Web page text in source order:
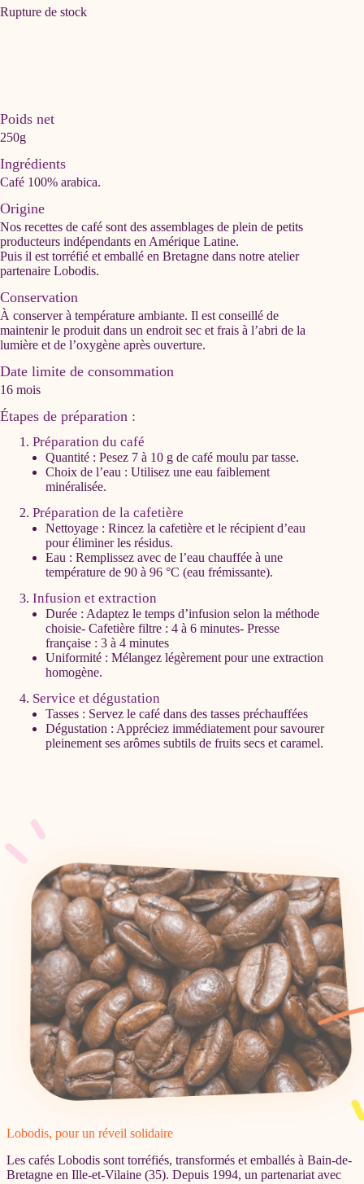
Rupture de stock
Poids net
250g
Ingrédients
Café 100% arabica.
Origine
Nos recettes de café sont des assemblages de plein de petits
producteurs indépendants en Amérique Latine.
Puis il est torréfié et emballé en Bretagne dans notre atelier
partenaire Lobodis.
Conservation
À conserver à température ambiante. Il est conseillé de
maintenir le produit dans un endroit sec et frais à l’abri de la
lumière et de l’oxygène après ouverture.
Date limite de consommation
16 mois
Étapes de préparation :
Préparation du café
Quantité : Pesez 7 à 10 g de café moulu par tasse.
Choix de l’eau : Utilisez une eau faiblement
minéralisée.
Préparation de la cafetière
Nettoyage : Rincez la cafetière et le récipient d’eau
pour éliminer les résidus.
Eau : Remplissez avec de l’eau chauffée à une
température de 90 à 96 °C (eau frémissante).
Infusion et extraction
Durée : Adaptez le temps d’infusion selon la méthode
choisie- Cafetière filtre : 4 à 6 minutes- Presse
française : 3 à 4 minutes
Uniformité : Mélangez légèrement pour une extraction
homogène.
Service et dégustation
Tasses : Servez le café dans des tasses préchauffées
Dégustation : Appréciez immédiatement pour savourer
pleinement ses arômes subtils de fruits secs et caramel.
Lobodis, pour un réveil solidaire
Les cafés Lobodis sont torréfiés, transformés et emballés à Bain-de-
Bretagne en Ille-et-Vilaine (35). Depuis 1994, un partenariat avec